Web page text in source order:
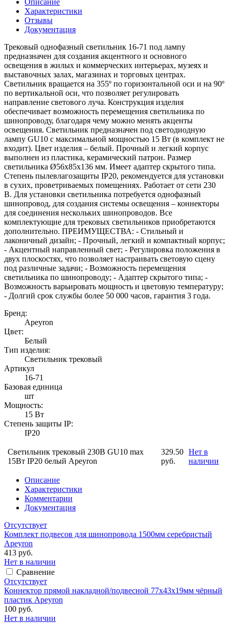
Характеристики
Отзывы
Документация
Трековый однофазный светильник 16-71 под лампу
предназначен для создания акцентного и основного
освещения в жилых и коммерческих интерьерах, музеях и
выставочных залах, магазинах и торговых центрах.
Светильник вращается на 355º по горизонтальной оси и на 90º
по вертикальной оси, что позволяет регулировать
направление светового луча. Конструкция изделия
обеспечивает возможность перемещения светильника по
шинопроводу, благодаря чему можно менять акценты
освещения. Светильник предназначен под светодиодную
лампу GU10 с максимальной мощностью 15 Вт (в комплект не
входит). Цвет изделия – белый. Прочный и легкий корпус
выполнен из пластика, керамический патрон. Размер
светильника Ø56х85х136 мм. Имеет адаптер скрытого типа.
Степень пылевлагозащиты IP20, рекомендуется для установки
в сухих, проветриваемых помещениях. Работает от сети 230
В. Для установки светильника потребуется однофазный
шинопровод, для создания системы освещения – коннекторы
для соединения нескольких шинопроводов. Все
комплектующие для трековых светильников приобретаются
дополнительно. ПРЕИМУЩЕСТВА: - Стильный и
лаконичный дизайн; - Прочный, легкий и компактный корпус;
- Акцентный направленный свет; - Регулировка положения в
двух плоскостях, что позволяет настраивать световую сцену
под различные задачи; - Возможность перемещения
светильника по шинопроводу; - Адаптер скрытого типа; -
Возможность варьировать мощность и цветовую температуру;
- Долгий срок службы более 50 000 часов, гарантия 3 года.
Бренд:
Apeyron
Цвет:
Белый
Тип изделия:
Светильник трековый
Артикул
16-71
Базовая единица
шт
Мощность:
15 Вт
Степень защиты IP:
IP20
Светильник трековый 230В GU10 max
15Вт IP20 белый Apeyron
329.50
руб.
Нет в
наличии
Описание
Характеристики
Комментарии
Документация
Отсутствует
Комплект подвесов для шинопровода 1500мм серебристый
Apeyron
413 руб.
Нет в наличии
Сравнение
Отсутствует
Коннектор прямой накладной/подвесной 77х43х19мм чёрный
пластик Apeyron
100 руб.
Нет в наличии